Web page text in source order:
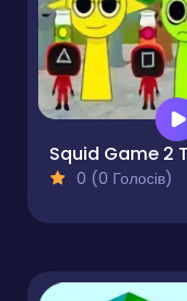
0 (0 Голосів)